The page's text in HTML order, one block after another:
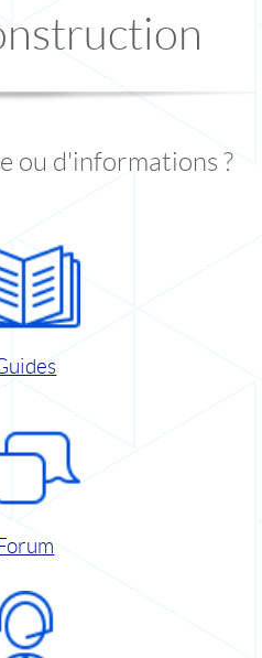
ou d'informations ?
Forum